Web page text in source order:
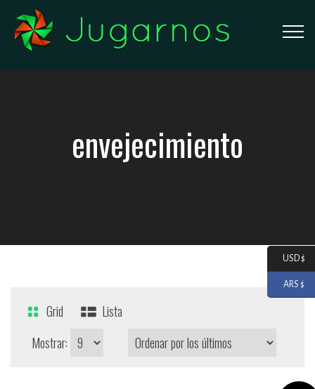
envejecimiento
Grid
Lista
Mostrar:
USD $
ARS $